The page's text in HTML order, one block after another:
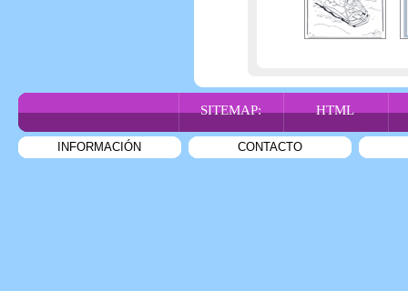
SITEMAP: HTML
INFORMACIÓN CONTACTO